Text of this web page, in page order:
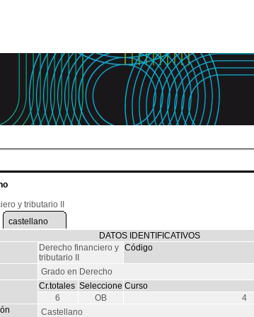
y tributario II
castellano
DATOS IDENTIFICATIVOS
Derecho financiero y
tributario II
Código
Grado en Derecho
Cr.totales Seleccione Curso
6
OB 4
Castellano